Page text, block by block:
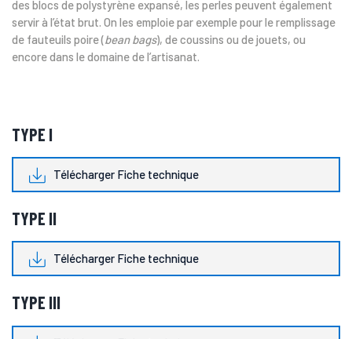
des blocs de polystyrène expansé, les perles peuvent également
servir à l’état brut. On les emploie par exemple pour le remplissage
de fauteuils poire (bean bags), de coussins ou de jouets, ou
encore dans le domaine de l’artisanat.
TYPE I
Télécharger Fiche technique
TYPE II
Télécharger Fiche technique
TYPE III